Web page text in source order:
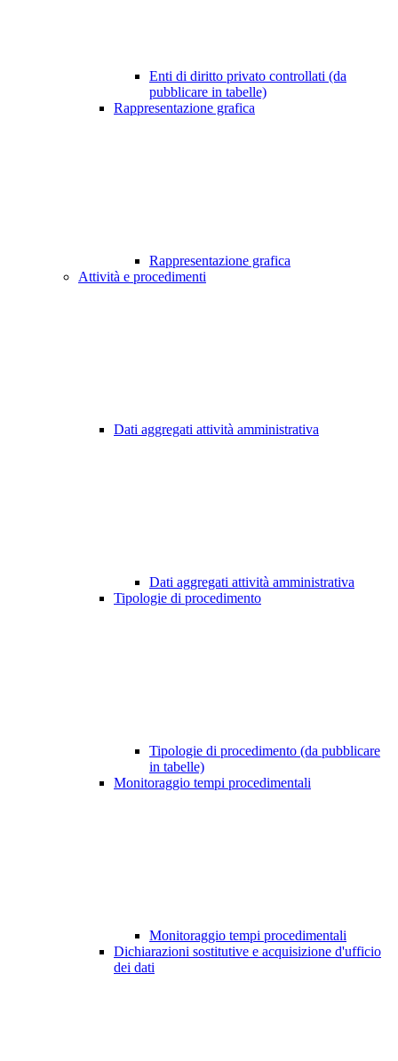
Enti di diritto privato controllati (da
pubblicare in tabelle)
Rappresentazione grafica
Rappresentazione grafica
Attività e procedimenti
Dati aggregati attività amministrativa
Dati aggregati attività amministrativa
Tipologie di procedimento
Tipologie di procedimento (da pubblicare
in tabelle)
Monitoraggio tempi procedimentali
Monitoraggio tempi procedimentali
Dichiarazioni sostitutive e acquisizione d'ufficio
dei dati